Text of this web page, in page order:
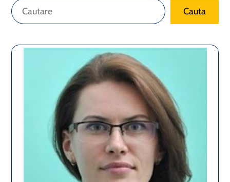
Caută Cauta